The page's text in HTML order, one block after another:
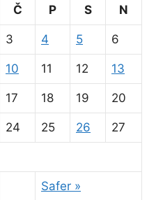
Č P S N
Safer »
3 4 5 6
10 11 12 13
17 18 19 20
24 25 26 27